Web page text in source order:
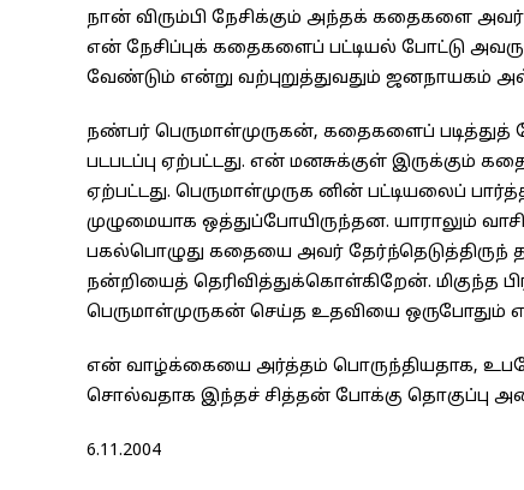
நான் விரும்பி நேசிக்கும் அந்தக் கதைகளை
என் நேசிப்புக் கதைகளைப் பட்டியல் போட்டு
வேண்டும் என்று வற்புறுத்துவதும் ஜனநாயகம்
நண்பர் பெருமாள்முருகன், கதைகளைப்
படபடப்பு ஏற்பட்டது. என் மனசுக்குள் இருக்கும்
ஏற்பட்டது. பெருமாள்முருக னின் பட்டியலைப்
முழுமையாக ஒத்துப்போயிருந்தன. யாராலும்
பகல்பொழுது கதையை அவர் தேர்ந்தெடுத்திருந்
நன்றியைத் தெரிவித்துக்கொள்கிறேன். மிகுந்த
பெருமாள்முருகன் செய்த உதவியை ஒருபோதும்
என் வாழ்க்கையை அர்த்தம் பொருந்தியதாக,
சொல்வதாக இந்தச் சித்தன் போக்கு தொகுப்பு
6.11.2004